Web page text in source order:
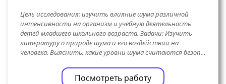
Цель исследования: изучить влияние шума различной
интенсивности на организм и учебную деятельность
детей младшего школьного возраста. Задачи: Изучить
литературу о природе шума и его воздействии на
человека. Выяснить, какие уровни шума считаются безоп…
Посмотреть работу